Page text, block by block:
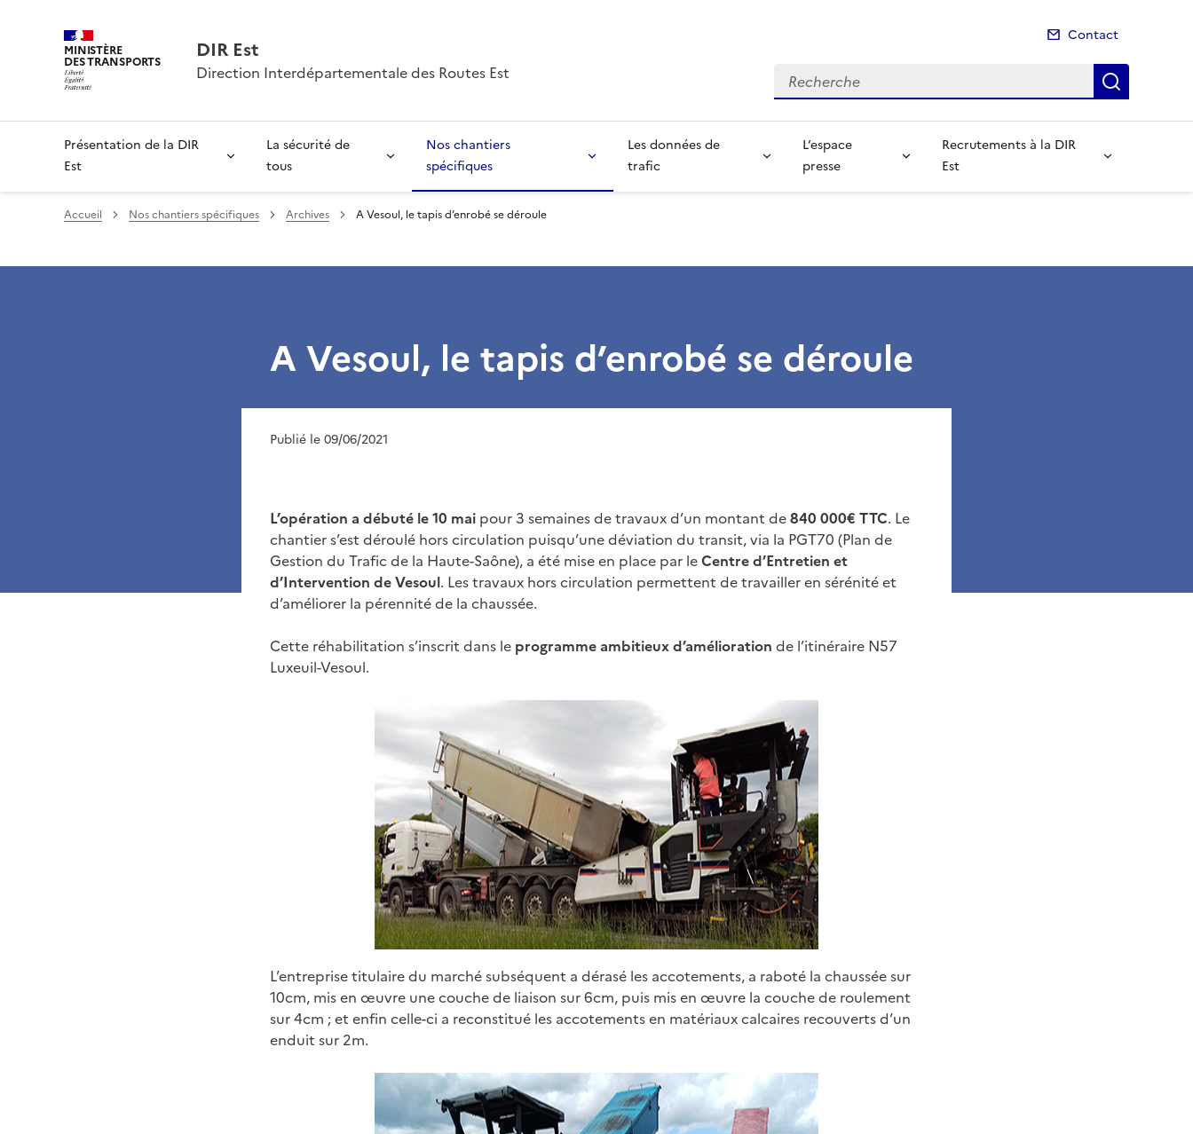
MINISTÈRE
DES TRANSPORTS DIR Est
Direction Interdépartementale des Routes Est
Contact
Recherche
Présentation de la DIR
Est
La sécurité de
tous
Nos chantiers
spécifiques
Les données de
trafic
L’espace
presse
Recrutements à la DIR
Est
Accueil Nos chantiers spécifiques Archives A Vesoul, le tapis d’enrobé se déroule
A Vesoul, le tapis d’enrobé se déroule
Publié le 09/06/2021
L’opération a débuté le 10 mai pour 3 semaines de travaux d’un montant de840 000€ TTC. Le
chantier s’est déroulé hors circulation puisqu’une déviation du transit, via la PGT70 (Plan de
Gestion du Trafic de la Haute-Saône), a été mise en place par leCentre d’Entretien et
d’Intervention de Vesoul. Les travaux hors circulation permettent de travailler en sérénité et
d’améliorer la pérennité de la chaussée.
Cette réhabilitation s’inscrit dans le programme ambitieux d’amélioration de l’itinéraire N57
Luxeuil-Vesoul.
L’entreprise titulaire du marché subséquent a dérasé les accotements, a raboté la chaussée sur
10cm, mis en œuvre une couche de liaison sur 6cm, puis mis en œuvre la couche de roulement
sur 4cm ; et enfin celle-ci a reconstitué les accotements en matériaux calcaires recouverts d’un
enduit sur 2m.